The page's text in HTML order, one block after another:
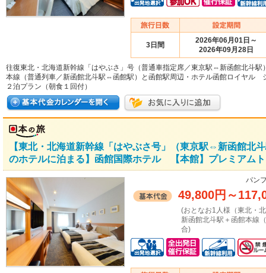
3日間
2026年06月01日～
2026年09月28日
往復東北・北海道新幹線「はやぶさ」号（普通車指定席／東京駅⇔新函館北斗駅
本線（普通列車／新函館北斗駅⇔函館駅）と函館駅周辺・ホテル函館ロイヤル
２泊プラン（朝食１回付）
【東北・北海道新幹線「はやぶさ号」（東京駅⇔新函館北
のホテルに泊まる】函館国際ホテル 【本館】プレミアム
パン
49,800円 ～
(おとなお1人様（東北・
新函館北斗駅＋函館本線
合)